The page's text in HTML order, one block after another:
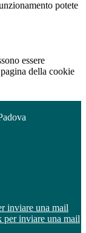
potete
essere
della cookie
inviare una mail
per inviare una mail